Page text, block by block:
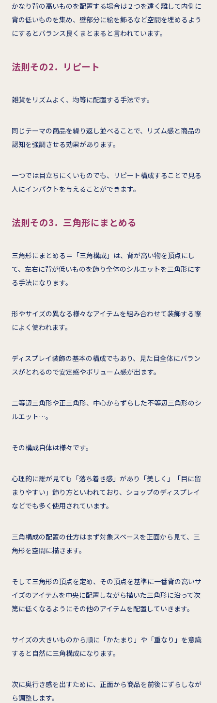
かなり背の高いものを配置する場合は２つを遠く離して内側に
背の低いものを集め、壁部分に絵を飾るなど空間を埋めるよう
にするとバランス良くまとまると言われています。
法則その2．リピート
雑貨をリズムよく、均等に配置する手法です。
同じテーマの商品を繰り返し並べることで、リズム感と商品の
認知を強調させる効果があります。
一つでは目立ちにくいものでも、リピート構成することで見る
人にインパクトを与えることができます。
法則その3．三角形にまとめる
三角形にまとめる＝「三角構成」は、背が高い物を頂点にし
て、左右に背が低いものを飾り全体のシルエットを三角形にす
る手法になります。
形やサイズの異なる様々なアイテムを組み合わせて装飾する際
によく使われます。
ディスプレイ装飾の基本の構成でもあり、見た目全体にバラン
スがとれるので安定感やボリューム感が出ます。
二等辺三角形や正三角形、中心からずらした不等辺三角形のシ
ルエット…。
その構成自体は様々です。
心理的に誰が見ても「落ち着き感」があり「美しく」「目に留
まりやすい」飾り方といわれており、ショップのディスプレイ
などでも多く使用されています。
三角構成の配置の仕方はまず対象スペースを正面から見て、三
角形を空間に描きます。
そして三角形の頂点を定め、その頂点を基準に一番背の高いサ
イズのアイテムを中央に配置しながら描いた三角形に沿って次
第に低くなるようにその他のアイテムを配置していきます。
サイズの大きいものから順に「かたまり」や「重なり」を意識
すると自然に三角構成になります。
次に奥行き感を出すために、正面から商品を前後にずらしなが
ら調整します。